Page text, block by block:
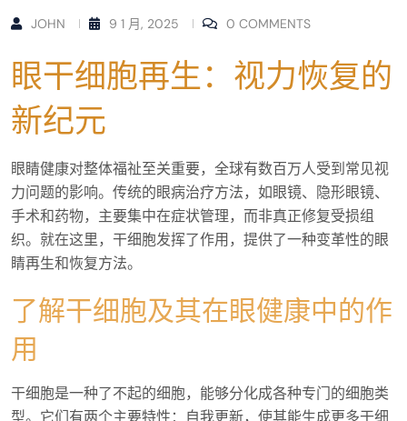
JOHN 9 1 月, 2025 0 COMMENTS
眼干细胞再生：视力恢复的
新纪元
眼睛健康对整体福祉至关重要，全球有数百万人受到常见视
力问题的影响。传统的眼病治疗方法，如眼镜、隐形眼镜、
手术和药物，主要集中在症状管理，而非真正修复受损组
织。就在这里，干细胞发挥了作用，提供了一种变革性的眼
睛再生和恢复方法。
了解干细胞及其在眼健康中的作
用
干细胞是一种了不起的细胞，能够分化成各种专门的细胞类
型。它们有两个主要特性：自我更新，使其能生成更多干细